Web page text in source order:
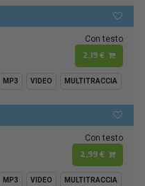
Con testo
2,19 €
MP3 VIDEO MULTITRACCIA
Con testo
2,99 €
MP3 VIDEO MULTITRACCIA